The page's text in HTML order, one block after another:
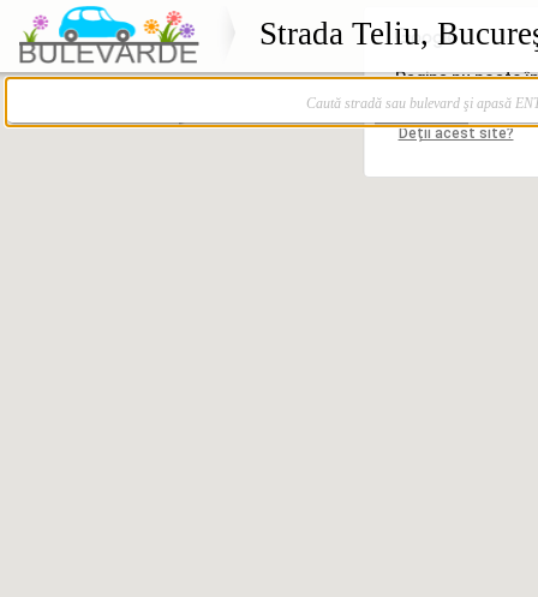
Strada Teliu,
Caută stradă sau bulevard şi apasă